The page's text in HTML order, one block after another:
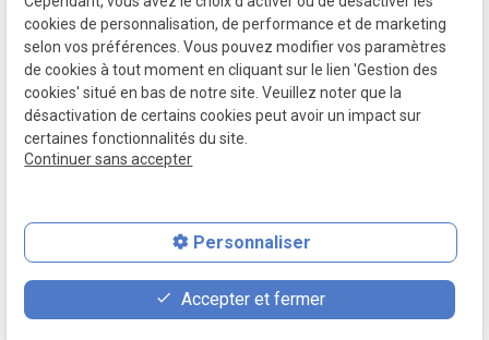
Siret :
44004377600028
Liens utiles :
place contact_page phone
cookies de personnalisation, de performance et de marketing
selon vos préférences. Vous pouvez modifier vos paramètres
de cookies à tout moment en cliquant sur le lien 'Gestion des
cookies' situé en bas de notre site. Veuillez noter que la
désactivation de certains cookies peut avoir un impact sur
certaines fonctionnalités du site.
Continuer sans accepter
Personnaliser
Accepter et fermer